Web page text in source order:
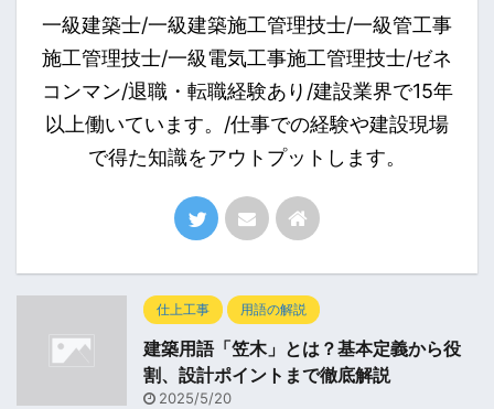
一級建築士/一級建築施工管理技士/一級管工事
施工管理技士/一級電気工事施工管理技士/ゼネ
コンマン/退職・転職経験あり/建設業界で15年
以上働いています。/仕事での経験や建設現場
で得た知識をアウトプットします。
仕上工事 用語の解説
建築用語「笠木」とは？基本定義から役
割、設計ポイントまで徹底解説
2025/5/20